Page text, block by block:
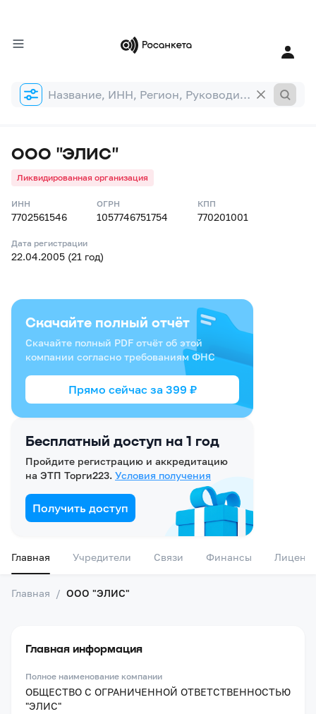
Форма
поиска
ООО "ЭЛИС"
Ликвидированная организация
ИНН
7702561546
ОГРН
1057746751754
КПП
770201001
Дата регистрации
22.04.2005 (21 год)
Бесплатный доступ на 1 год
Пройдите регистрацию и аккредитацию
на ЭТП Торги223. Условия получения
Получить доступ
Скачайте полный отчёт
Скачайте полный PDF отчёт об этой
компании согласно требованиям ФНС
Прямо сейчас за 399 ₽
Главная Учредители Связи Финансы
Главная / ООО "ЭЛИС"
Главная информация
Полное наименование компании
ОБЩЕСТВО С ОГРАНИЧЕННОЙ ОТВЕТСТВЕННОСТЬЮ
"ЭЛИС"